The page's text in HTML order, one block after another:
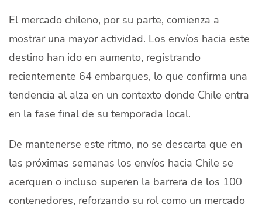
El mercado chileno, por su parte, comienza a
mostrar una mayor actividad. Los envíos hacia este
destino han ido en aumento, registrando
recientemente 64 embarques, lo que confirma una
tendencia al alza en un contexto donde Chile entra
en la fase final de su temporada local.
De mantenerse este ritmo, no se descarta que en
las próximas semanas los envíos hacia Chile se
acerquen o incluso superen la barrera de los 100
contenedores, reforzando su rol como un mercado